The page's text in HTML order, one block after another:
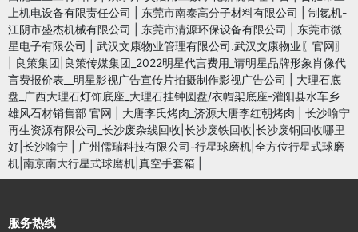
上机电设备有限责任公司
东莞市南泰高分子材料有限公司
制氮机-
江阴市盛杰机械有限公司
东莞市清源环保设备有限公司
东莞市微
星电子有限公司
武汉文康物业管理有限公司.武汉文康物业〖官网〗
良策集团|良策传媒集团_2022明星代言费用_请明星品牌形象肖像代
言费报价表__明星影视广告宣传片拍摄制作影视广告公司
大理石底
盘_广西大理石灯饰底座_大理石挂钟圆盘/衣帽架底座-灌阳县水车乡
雄风石材销售部 官网
大唐李氏烤肉_济源大唐李红朝烤肉
长沙喻宁
再生资源有限公司_长沙废杂线回收|长沙废铁回收|长沙废铜回收哪里
好|长沙喻宁
广州儒瑞科技有限公司-行星球磨机|全方位行星式球磨
机|南京南大行星式球磨机|真空手套箱
服务热线